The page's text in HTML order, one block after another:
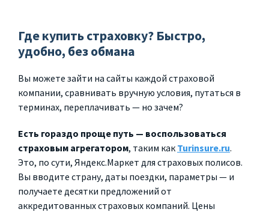
Где купить страховку? Быстро,
удобно, без обмана
Вы можете зайти на сайты каждой страховой
компании, сравнивать вручную условия, путаться в
терминах, переплачивать — но зачем?
Есть гораздо проще путь — воспользоваться
страховым агрегатором, таким как Turinsure.ru.
Это, по сути, Яндекс.Маркет для страховых полисов.
Вы вводите страну, даты поездки, параметры — и
получаете десятки предложений от
аккредитованных страховых компаний. Цены